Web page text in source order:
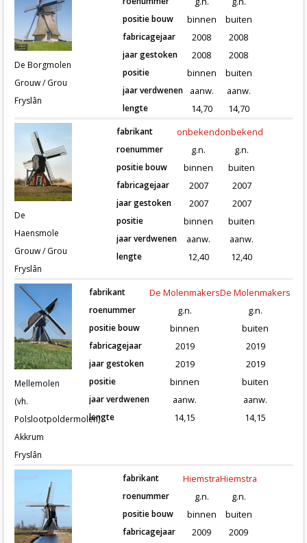
De Borgmolen
Grouw / Grou
Fryslân
Roeden van molen De Borgmolen
positie bouw
fabricagejaar
jaar gestoken
positie
jaar verdwenen
lengte
binnen
2008
2008
binnen
aanw.
14,70
buiten
2008
2008
buiten
aanw.
14,70
De
Haensmole
Grouw / Grou
Fryslân
Roeden van molen De Haensmole
fabrikant
roenummer
positie bouw
fabricagejaar
jaar gestoken
positie
jaar verdwenen
lengte
onbekend
g.n.
binnen
2007
2007
binnen
aanw.
12,40
onbekend
g.n.
buiten
2007
2007
buiten
aanw.
12,40
Mellemolen
(vh.
Polslootpoldermolen)
Akkrum
Fryslân
Roeden van molen Mellemolen (vh.
fabrikant
roenummer
positie bouw
fabricagejaar
jaar gestoken
positie
jaar verdwenen
lengte
De Molenmakers
g.n.
binnen
2019
2019
binnen
aanw.
14,15
De Molenmakers
g.n.
buiten
2019
2019
buiten
aanw.
14,15
fabrikant
roenummer
positie bouw
fabricagejaar
Hiemstra
g.n.
binnen
2009
Hiemstra
g.n.
buiten
2009